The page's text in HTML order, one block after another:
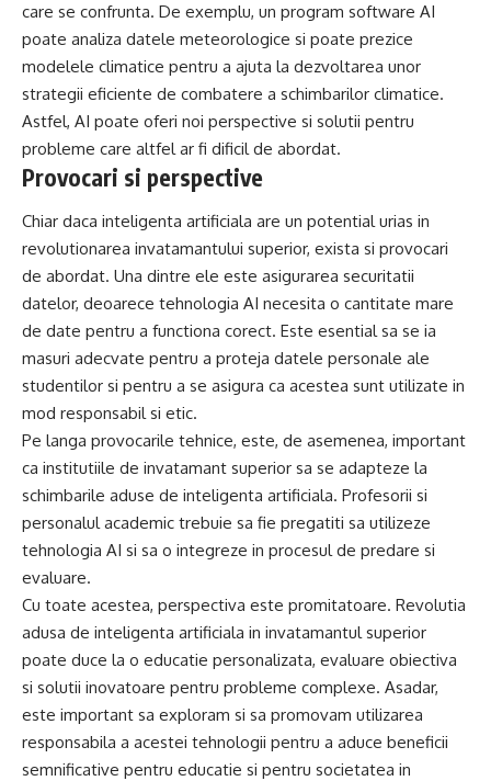
care se confrunta. De exemplu, un program software AI
poate analiza datele meteorologice si poate prezice
modelele climatice pentru a ajuta la dezvoltarea unor
strategii eficiente de combatere a schimbarilor climatice.
Astfel, AI poate oferi noi perspective si solutii pentru
probleme care altfel ar fi dificil de abordat.
Provocari si perspective
Chiar daca inteligenta artificiala are un potential urias in
revolutionarea invatamantului superior, exista si provocari
de abordat. Una dintre ele este asigurarea securitatii
datelor, deoarece tehnologia AI necesita o cantitate mare
de date pentru a functiona corect. Este esential sa se ia
masuri adecvate pentru a proteja datele personale ale
studentilor si pentru a se asigura ca acestea sunt utilizate in
mod responsabil si etic.
Pe langa provocarile tehnice, este, de asemenea, important
ca institutiile de invatamant superior sa se adapteze la
schimbarile aduse de inteligenta artificiala. Profesorii si
personalul academic trebuie sa fie pregatiti sa utilizeze
tehnologia AI si sa o integreze in procesul de predare si
evaluare.
Cu toate acestea, perspectiva este promitatoare. Revolutia
adusa de inteligenta artificiala in invatamantul superior
poate duce la o educatie personalizata, evaluare obiectiva
si solutii inovatoare pentru probleme complexe. Asadar,
este important sa exploram si sa promovam utilizarea
responsabila a acestei tehnologii pentru a aduce beneficii
semnificative pentru educatie si pentru societatea in